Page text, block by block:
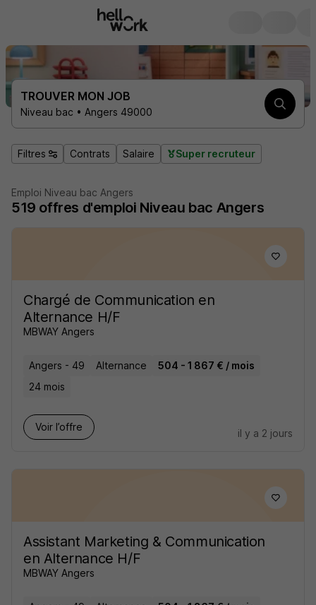
TROUVER MON JOB
Niveau bac • Angers 49000
Filtres Contrats Salaire Super recruteur
Emploi Niveau bac Angers
519 offres d'emploi Niveau bac Angers
Chargé de Communication en
Alternance H/F
MBWAY Angers
Angers - 49 Alternance
504 - 1 867 € / mois
24 mois
Voir l’offre
il y a 2 jours
Assistant Marketing & Communication
en Alternance H/F
MBWAY Angers